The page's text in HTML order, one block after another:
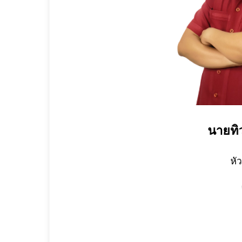
นายทิ
หั